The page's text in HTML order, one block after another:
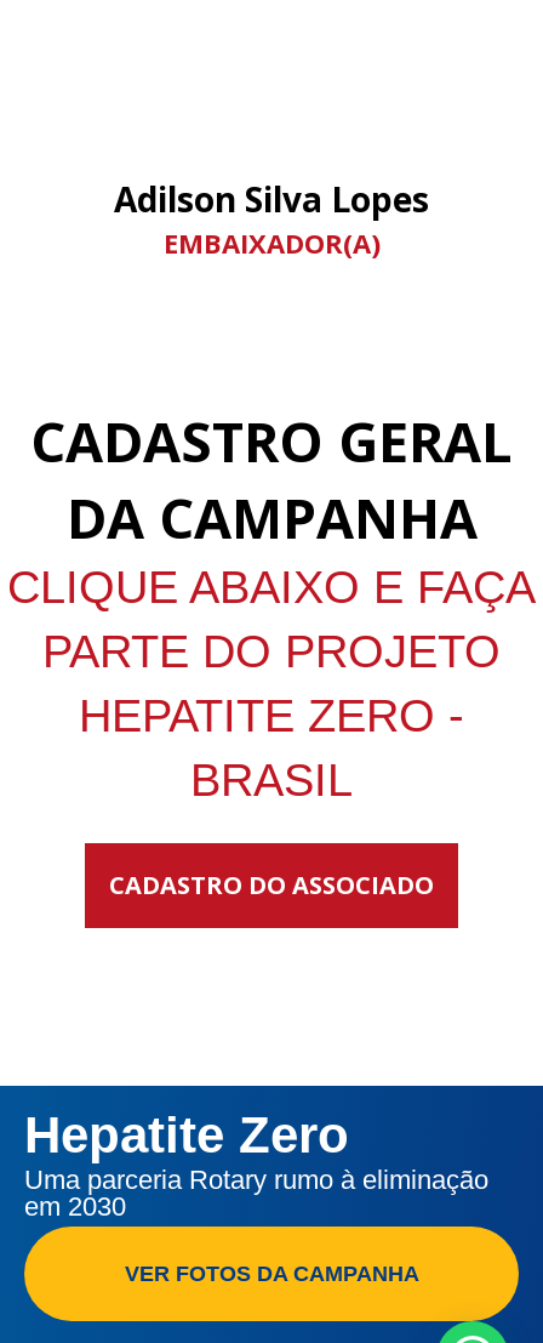
Adilson Silva Lopes
EMBAIXADOR(A)
CADASTRO GERAL
DA CAMPANHA
CLIQUE ABAIXO E FAÇA
PARTE DO PROJETO
HEPATITE ZERO -
BRASIL
CADASTRO DO ASSOCIADO
Hepatite Zero
Uma parceria Rotary rumo à eliminação
em 2030
VER FOTOS DA CAMPANHA